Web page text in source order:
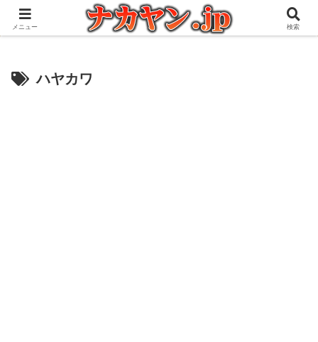
アウトドアとガジェット好きな管理人の愉快な日々を綴るブログ
ハヤカワ
メニュー 検索